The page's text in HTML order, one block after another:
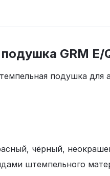
GRM E/
подушка для
чёрный,
штемпельного